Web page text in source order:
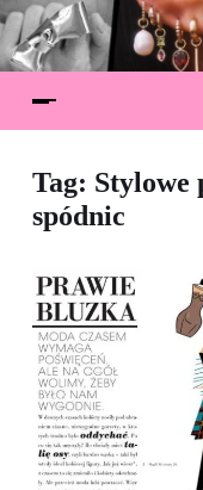
Tag: Stylowe
spódnic